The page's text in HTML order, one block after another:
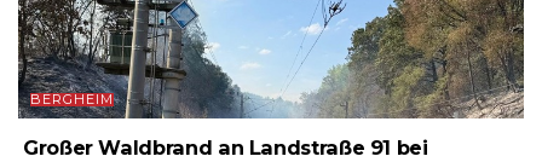
BERGHEIM
Großer Waldbrand an Landstraße 91 bei